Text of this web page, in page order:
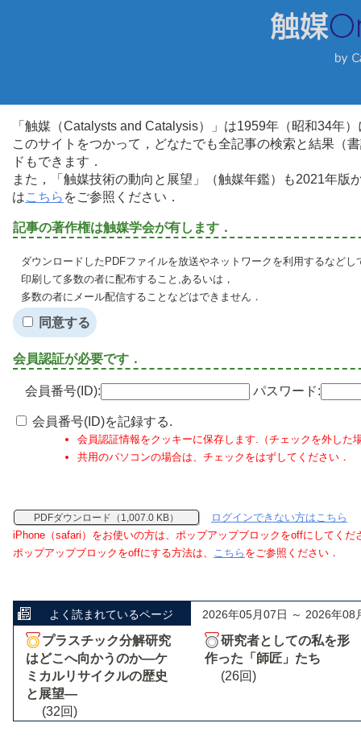
「触媒（Catalysts and Catalysis）」は1959年（昭和34年
このサイトをつかって，どなたでも全記事の検索と結果（
ドもできます．
また，「触媒技術の動向と展望」（触媒年鑑）も2021年
はこちら をご参照ください．
記事の著作権は触媒学会が有します．
ダウンロードしたPDFファイルを放送やネットワークを利用するなど
印刷して多数の者に配布すること,あるいは，
多数の者にメール配信することなどはできません．
同意する
会員認証が必要です．
会員番号(ID): パスワード:
会員番号(ID)を記録する.
会員認証情報をクッキーに保存します.（チェックを外した
共用のパソコンの場合は、チェックをはずしてください．
PDFダウンロード（1,007.0 KB）
ログインできない方はこちら
iPhone（safari）をお使いの方は、ポップアップブロックをoffにしてくだ
ポップアップブロックをoffにする方法は、 こちら をご参照ください．
よく読まれているページ 2026年05月07日 ～ 2026年08
プラスチック分解研究
はどこへ向かうのか―ケ
ミカルリサイクルの歴史
と展望―
(32回)
研究者としての私を形
作った「師匠」たち
(26回)